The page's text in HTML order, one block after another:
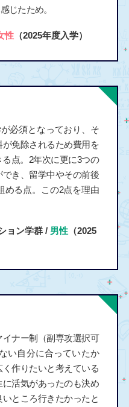
じたため。
性（2025年度入学）
必須となっており、そ
免除されるため費用を
点。2年次に更に3つの
き、留学中やその前後
める点。この2点を理由
ョン学群 / 男性（2025
ナー制（副専攻選択可
い自分に合っていたか
作りたいと考えている
活気があったのも決め
ところ行きたかったと